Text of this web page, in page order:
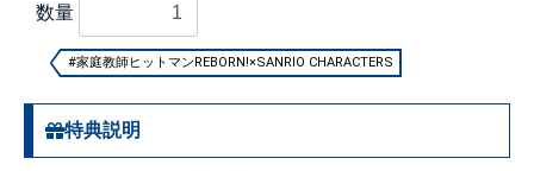
数量
#家庭教師ヒットマンREBORN!×SANRIO CHARACTERS
特典説明